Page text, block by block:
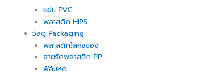
แผ่น PVC
พลาสติก HIPS
วัสดุ Packaging
พลาสติกใสห่อของ
สายรัดพลาสติก PP
ฟิล์มหด